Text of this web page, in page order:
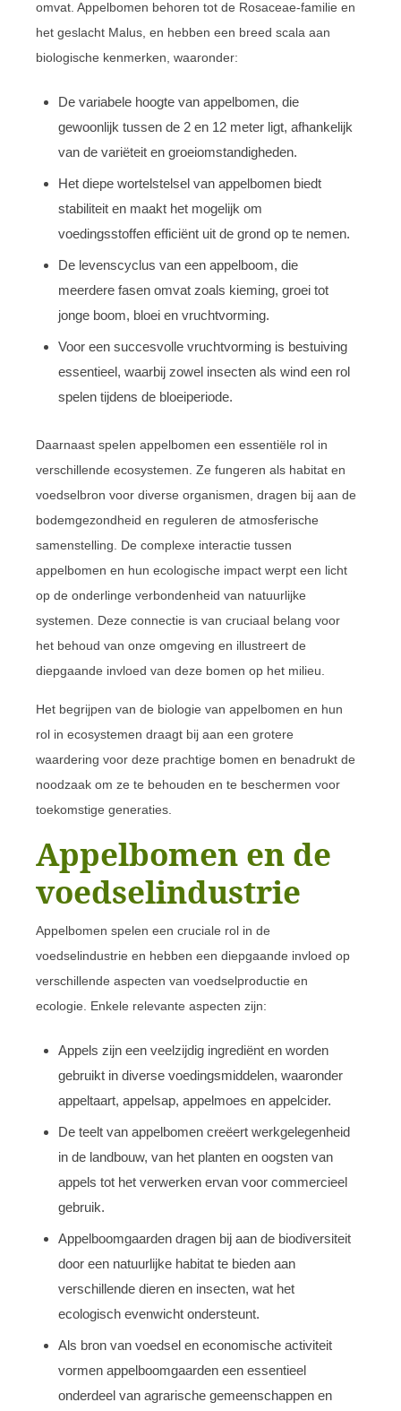
omvat. Appelbomen behoren tot de Rosaceae-familie en
het geslacht Malus, en hebben een breed scala aan
biologische kenmerken, waaronder:
De variabele hoogte van appelbomen, die
gewoonlijk tussen de 2 en 12 meter ligt, afhankelijk
van de variëteit en groeiomstandigheden.
Het diepe wortelstelsel van appelbomen biedt
stabiliteit en maakt het mogelijk om
voedingsstoffen efficiënt uit de grond op te nemen.
De levenscyclus van een appelboom, die
meerdere fasen omvat zoals kieming, groei tot
jonge boom, bloei en vruchtvorming.
Voor een succesvolle vruchtvorming is bestuiving
essentieel, waarbij zowel insecten als wind een rol
spelen tijdens de bloeiperiode.
Daarnaast spelen appelbomen een essentiële rol in
verschillende ecosystemen. Ze fungeren als habitat en
voedselbron voor diverse organismen, dragen bij aan de
bodemgezondheid en reguleren de atmosferische
samenstelling. De complexe interactie tussen
appelbomen en hun ecologische impact werpt een licht
op de onderlinge verbondenheid van natuurlijke
systemen. Deze connectie is van cruciaal belang voor
het behoud van onze omgeving en illustreert de
diepgaande invloed van deze bomen op het milieu.
Het begrijpen van de biologie van appelbomen en hun
rol in ecosystemen draagt bij aan een grotere
waardering voor deze prachtige bomen en benadrukt de
noodzaak om ze te behouden en te beschermen voor
toekomstige generaties.
Appelbomen en de
voedselindustrie
Appelbomen spelen een cruciale rol in de
voedselindustrie en hebben een diepgaande invloed op
verschillende aspecten van voedselproductie en
ecologie. Enkele relevante aspecten zijn:
Appels zijn een veelzijdig ingrediënt en worden
gebruikt in diverse voedingsmiddelen, waaronder
appeltaart, appelsap, appelmoes en appelcider.
De teelt van appelbomen creëert werkgelegenheid
in de landbouw, van het planten en oogsten van
appels tot het verwerken ervan voor commercieel
gebruik.
Appelboomgaarden dragen bij aan de biodiversiteit
door een natuurlijke habitat te bieden aan
verschillende dieren en insecten, wat het
ecologisch evenwicht ondersteunt.
Als bron van voedsel en economische activiteit
vormen appelboomgaarden een essentieel
onderdeel van agrarische gemeenschappen en